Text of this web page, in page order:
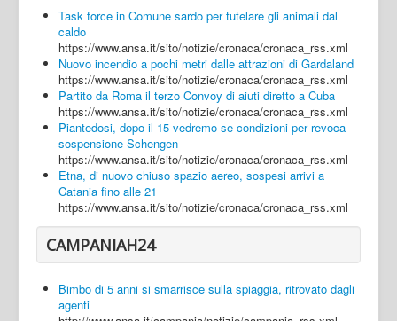
Napoli
Salerno
Login
Task force in Comune sardo per tutelare gli animali dal
caldo
https://www.ansa.it/sito/notizie/cronaca/cronaca_rss.xml
Nuovo incendio a pochi metri dalle attrazioni di Gardaland
https://www.ansa.it/sito/notizie/cronaca/cronaca_rss.xml
Partito da Roma il terzo Convoy di aiuti diretto a Cuba
https://www.ansa.it/sito/notizie/cronaca/cronaca_rss.xml
Piantedosi, dopo il 15 vedremo se condizioni per revoca
sospensione Schengen
https://www.ansa.it/sito/notizie/cronaca/cronaca_rss.xml
Etna, di nuovo chiuso spazio aereo, sospesi arrivi a
Catania fino alle 21
https://www.ansa.it/sito/notizie/cronaca/cronaca_rss.xml
CAMPANIAH24
Bimbo di 5 anni si smarrisce sulla spiaggia, ritrovato dagli
agenti